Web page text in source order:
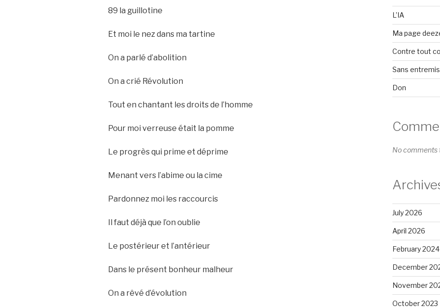
89 la guillotine
Et moi le nez dans ma tartine
On a parlé d’abolition
On a crié Révolution
Tout en chantant les droits de l’homme
Pour moi verreuse était la pomme
Le progrès qui prime et déprime
Menant vers l’abime ou la cime
Pardonnez moi les raccourcis
Il faut déjà que l’on oublie
Le postérieur et l’antérieur
Dans le présent bonheur malheur
On a rêvé d’évolution
L’IA
Ma page
Contre tout
Sans
Don
No comments
July 2026
April 2026
February 2024
December
November
October 2023